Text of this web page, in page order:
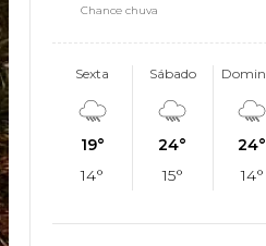
Chance chuva
Sexta
19°
14°
Sábado
24°
15°
24°
14°